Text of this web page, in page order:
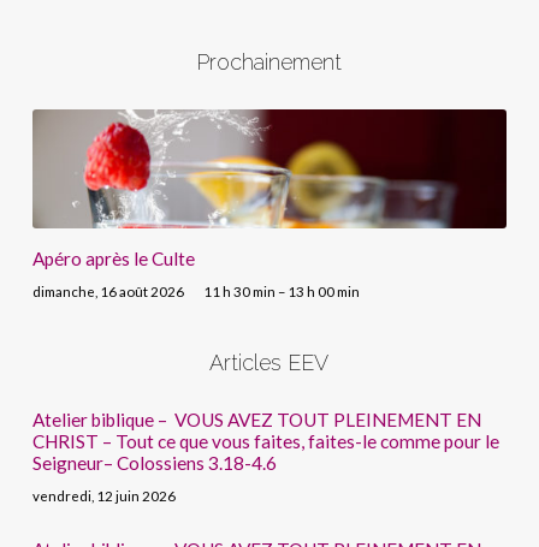
Prochainement
Apéro après le Culte
dimanche, 16 août 2026 11 h 30 min – 13 h 00 min
Articles EEV
Atelier biblique – VOUS AVEZ TOUT PLEINEMENT EN
CHRIST – Tout ce que vous faites, faites-le comme pour le
Seigneur– Colossiens 3.18-4.6
vendredi, 12 juin 2026